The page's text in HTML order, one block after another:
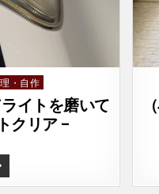
・自作
イトを磨いて
クリア –